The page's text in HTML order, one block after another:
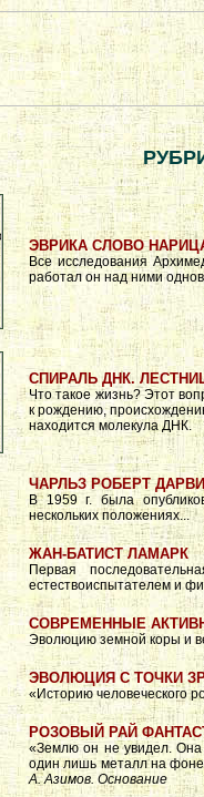
ЭВРИКА СЛОВО
Все исследования
работал он над ними
СПИРАЛЬ ДНК.
Что такое жизнь? Этот
к рождению,
находится молекула ДНК.
ЧАРЛЬЗ РОБЕРТ
В 1959 г. была
нескольких положениях...
ЖАН-БАТИСТ ЛАМАРК
Первая
естествоиспытателем и
СОВРЕМЕННЫЕ
Эволюцию земной коры и
ЭВОЛЮЦИЯ С ТОЧКИ
«Историю человеческого
РОЗОВЫЙ РАЙ
«Землю он не увидел. Она
один лишь металл на фоне
А. Азимов. Основание